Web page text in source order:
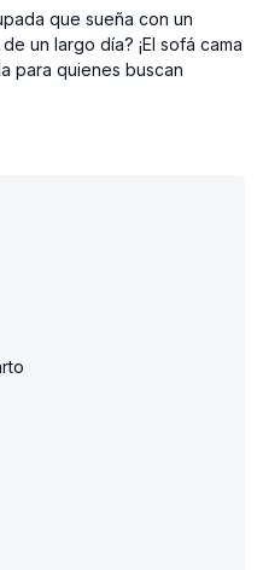
que sueña con un
un largo día? ¡El sofá cama
para quienes buscan